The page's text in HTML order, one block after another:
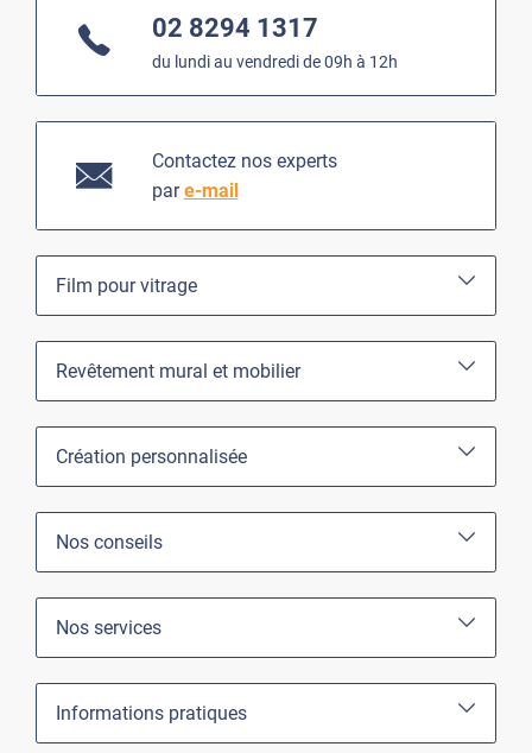
02 8294 1317
du lundi au vendredi de 09h à 12h
Contactez nos experts
pare-mail
Film pour vitrage
Revêtement mural et mobilier
Création personnalisée
Nos conseils
Nos services
Informations pratiques